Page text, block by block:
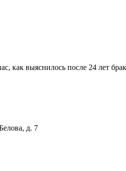
как выяснилось после 24 лет
д. 7